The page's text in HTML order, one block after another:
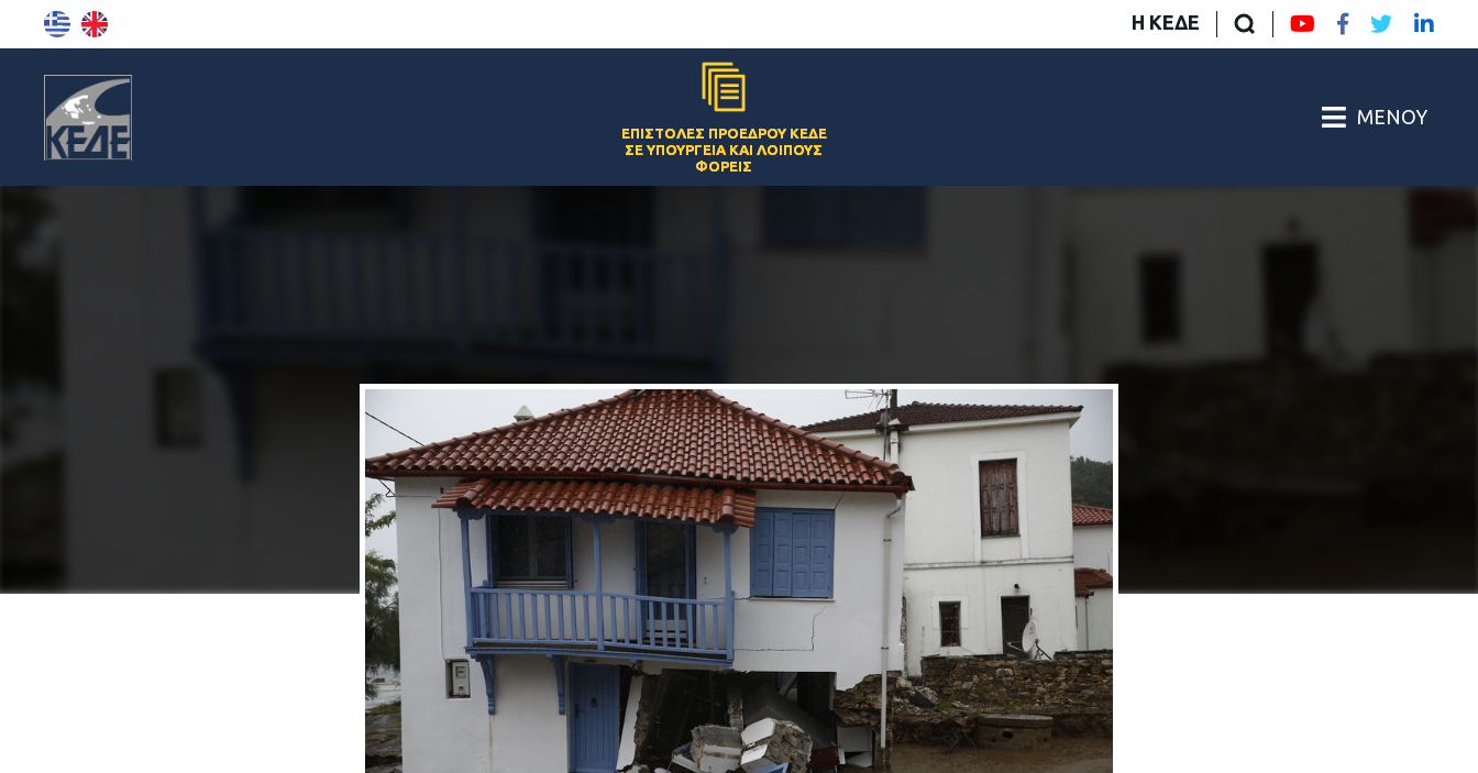
Η ΚΕΔΕ
ΕΠΙΣΤΟΛΈΣ ΠΡΟΈΔΡΟΥ ΚΕΔΕ
ΣΕ ΥΠΟΥΡΓΕΊΑ ΚΑΙ ΛΟΙΠΟΎΣ
ΦΟΡΕΊΣ
ΜΕΝΟΎ